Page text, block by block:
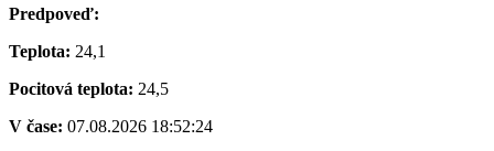
Predpoveď:
Teplota: 24,1
Pocitová teplota: 24,5
V čase: 07.08.2026 18:52:24